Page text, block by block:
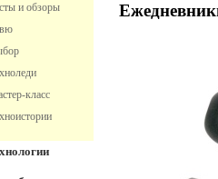
и обзоры
класс